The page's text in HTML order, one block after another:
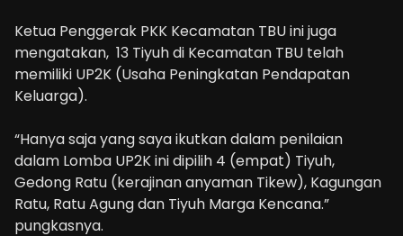
Ketua Penggerak PKK Kecamatan TBU ini juga
mengatakan, 13 Tiyuh di Kecamatan TBU telah
memiliki UP2K (Usaha Peningkatan Pendapatan
Keluarga).
“Hanya saja yang saya ikutkan dalam penilaian
dalam Lomba UP2K ini dipilih 4 (empat) Tiyuh,
Gedong Ratu (kerajinan anyaman Tikew), Kagungan
Ratu, Ratu Agung dan Tiyuh Marga Kencana.”
pungkasnya.